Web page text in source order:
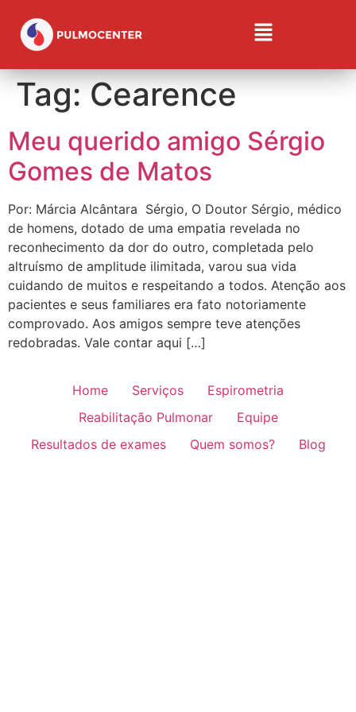
Tag:Cearence
Meu querido amigo Sérgio
Gomes de Matos
Por: Márcia Alcântara Sérgio, O Doutor Sérgio, médico
de homens, dotado de uma empatia revelada no
reconhecimento da dor do outro, completada pelo
altruísmo de amplitude ilimitada, varou sua vida
cuidando de muitos e respeitando a todos. Atenção aos
pacientes e seus familiares era fato notoriamente
comprovado. Aos amigos sempre teve atenções
redobradas. Vale contar aqui […]
Home Serviços
Espirometria
Reabilitação Pulmonar
Equipe
Resultados de exames
Quem somos? Blog